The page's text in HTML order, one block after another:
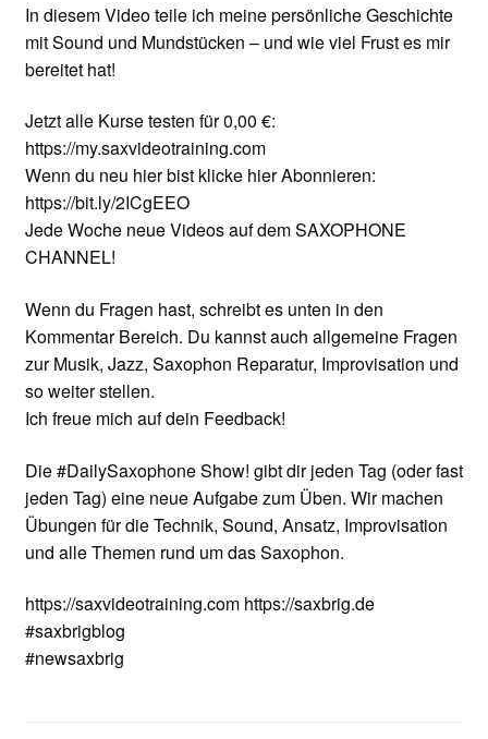
In diesem Video teile ich meine persönliche Geschichte
mit Sound und Mundstücken – und wie viel Frust es mir
bereitet hat!
Jetzt alle Kurse testen für 0,00 €:
https://my.saxvideotraining.com
Wenn du neu hier bist klicke hier Abonnieren:
https://bit.ly/2ICgEEO
Jede Woche neue Videos auf dem SAXOPHONE
CHANNEL!
Wenn du Fragen hast, schreibt es unten in den
Kommentar Bereich. Du kannst auch allgemeine Fragen
zur Musik, Jazz, Saxophon Reparatur, Improvisation und
so weiter stellen.
Ich freue mich auf dein Feedback!
Die #DailySaxophone Show! gibt dir jeden Tag (oder fast
jeden Tag) eine neue Aufgabe zum Üben. Wir machen
Übungen für die Technik, Sound, Ansatz, Improvisation
und alle Themen rund um das Saxophon.
https://saxvideotraining.com https://saxbrig.de
#saxbrigblog
#newsaxbrig